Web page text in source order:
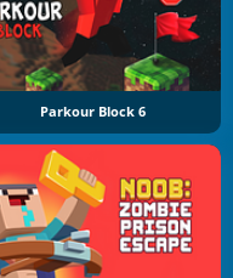
Parkour Block 6